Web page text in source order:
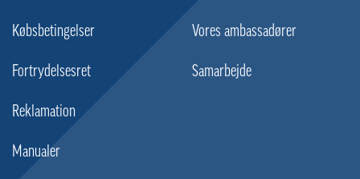
Købsbetingelser
Fortrydelsesret
Reklamation
Manualer
Vores ambassadører
Samarbejde